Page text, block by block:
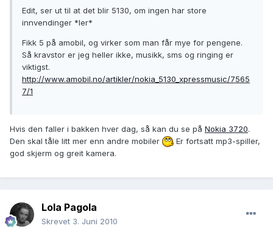
Edit, ser ut til at det blir 5130, om ingen har store
innvendinger *ler*
Fikk 5 på amobil, og virker som man får mye for pengene.
Så kravstor er jeg heller ikke, musikk, sms og ringing er
viktigst.
http://www.amobil.no/artikler/nokia_5130_xpressmusic/7565
7/1
Hvis den faller i bakken hver dag, så kan du se på Nokia 3720.
Den skal tåle litt mer enn andre mobiler
Er fortsatt mp3-spiller,
god skjerm og greit kamera.
Lola Pagola
Skrevet 3. Juni 2010